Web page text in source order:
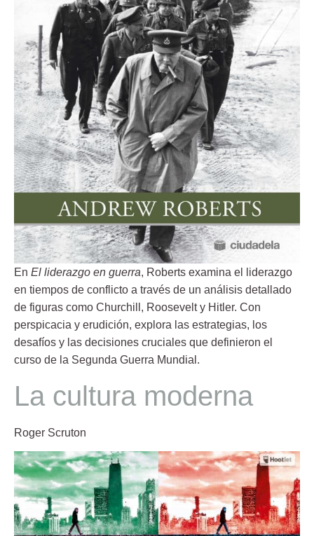
En El liderazgo en guerra, Roberts examina el liderazgo
en tiempos de conflicto a través de un análisis detallado
de figuras como Churchill, Roosevelt y Hitler. Con
perspicacia y erudición, explora las estrategias, los
desafíos y las decisiones cruciales que definieron el
curso de la Segunda Guerra Mundial.
La cultura moderna
Roger Scruton